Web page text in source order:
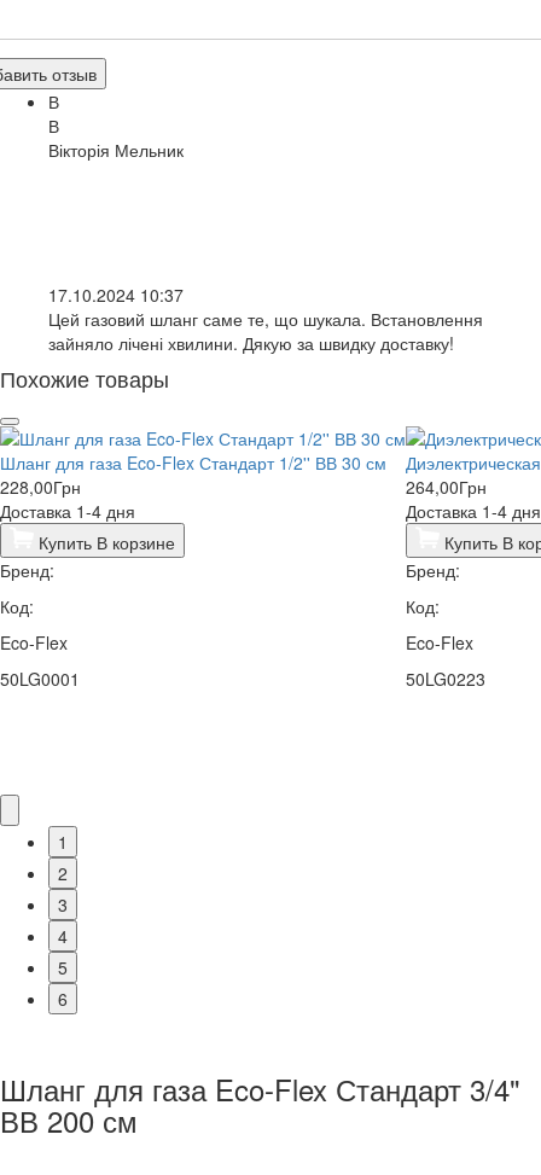
отзыв
В
В
Вікторія Мельник
17.10.2024 10:37
Цей газовий шланг саме те, що шукала. Встановлення
зайняло лічені хвилини. Дякую за швидку доставку!
Похожие товары
Шланг для газа Eco-Flex Стандарт 1/2'' ВВ 30 см
228,00Грн
Доставка 1-4 дня
Купить В корзине
Бренд:
Код:
Eco-Flex
50LG0001
264,00Грн
Доставка 1-4 дня
Купить В
Бренд:
Код:
Eco-Flex
50LG0223
1
2
3
4
5
6
Шланг для газа Eco-Flex Стандарт 3/4"
ВВ 200 см